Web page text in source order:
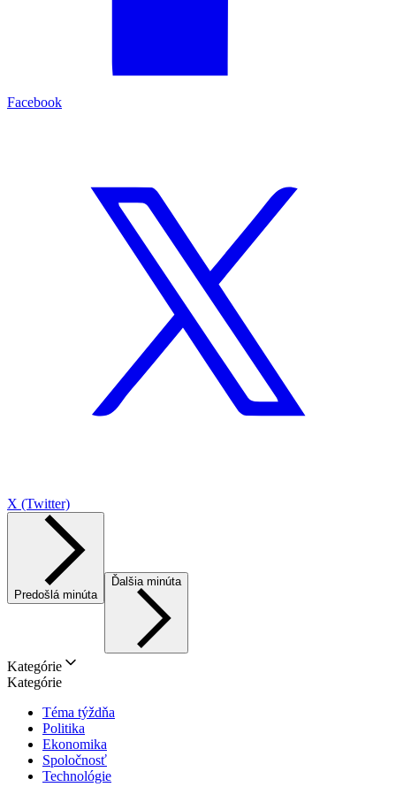
Facebook
X (Twitter)
Predošlá minúta
Ďalšia minúta
Kategórie
Kategórie
Téma týždňa
Politika
Ekonomika
Spoločnosť
Technológie